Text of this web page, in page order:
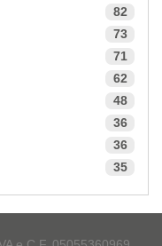
82
73
71
62
48
36
36
35